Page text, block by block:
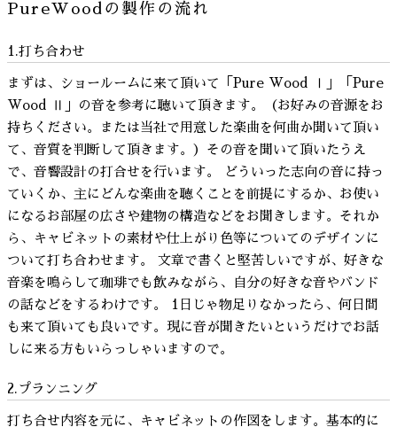
PureWoodの製作の流れ
1.打ち合わせ
まずは、ショールームに来て頂いて「Pure Wood Ⅰ」「Pure
Wood Ⅱ」の音を参考に聴いて頂きます。（お好みの音源をお
持ちください。または当社で用意した楽曲を何曲か聞いて頂い
て、音質を判断して頂きます。）その音を聞いて頂いたうえ
で、音響設計の打合せを行います。 どういった志向の音に持っ
ていくか、主にどんな楽曲を聴くことを前提にするか、お使い
になるお部屋の広さや建物の構造などをお聞きします。それか
ら、キャビネットの素材や仕上がり色等についてのデザインに
ついて打ち合わせます。 文章で書くと堅苦しいですが、好きな
音楽を鳴らして珈琲でも飲みながら、自分の好きな音やバンド
の話などをするわけです。 1日じゃ物足りなかったら、何日間
も来て頂いても良いです。現に音が聞きたいというだけでお話
しに来る方もいらっしゃいますので。
2.プランニング
打ち合せ内容を元に、キャビネットの作図をします。基本的に